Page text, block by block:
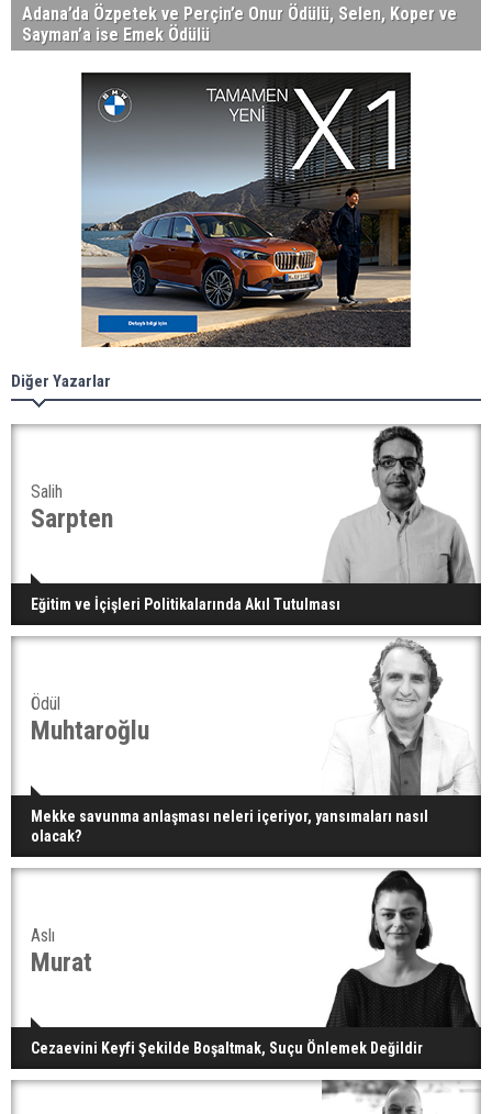
Adana’da Özpetek ve Perçin’e Onur Ödülü, Selen, Koper ve
Sayman’a ise Emek Ödülü
Diğer Yazarlar
Salih
Sarpten
Eğitim ve İçişleri Politikalarında Akıl Tutulması
Ödül
Muhtaroğlu
Mekke savunma anlaşması neleri içeriyor, yansımaları nasıl
olacak?
Aslı
Murat
Cezaevini Keyfi Şekilde Boşaltmak, Suçu Önlemek Değildir